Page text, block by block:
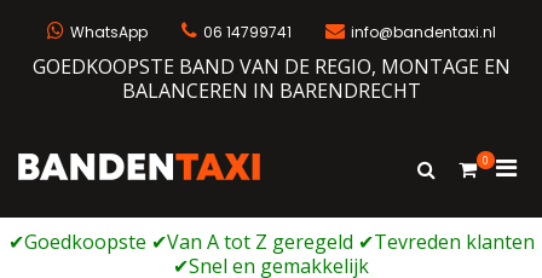
WhatsApp 06 14799741 info@bandentaxi.nl
GOEDKOOPSTE BAND VAN DE REGIO, MONTAGE EN
BALANCEREN IN BARENDRECHT
Bandengarage met eigen webshop
Toon
0
voor